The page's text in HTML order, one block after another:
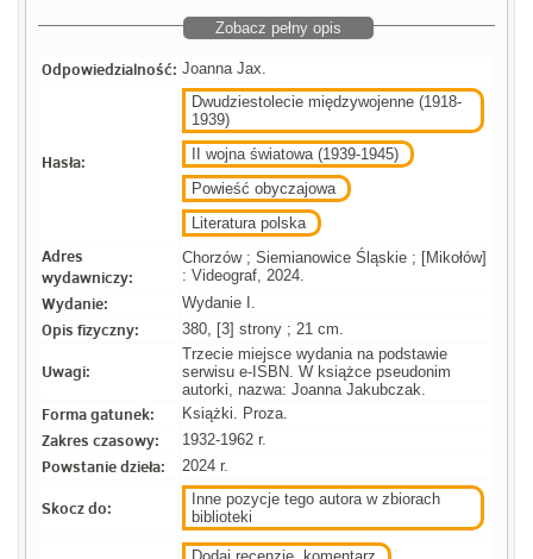
Zobacz pełny opis
Odpowiedzialność: Joanna Jax.
Hasła:
Dwudziestolecie międzywojenne (1918-
1939)
II wojna światowa (1939-1945)
Powieść obyczajowa
Literatura polska
Adres
wydawniczy:
Chorzów ; Siemianowice Śląskie ; [Mikołów]
: Videograf, 2024.
Wydanie: Wydanie I.
Opis fizyczny: 380, [3] strony ; 21 cm.
Uwagi:
Trzecie miejsce wydania na podstawie
serwisu e-ISBN. W książce pseudonim
autorki, nazwa: Joanna Jakubczak.
Forma gatunek: Książki. Proza.
Zakres czasowy: 1932-1962 r.
Powstanie dzieła: 2024 r.
Skocz do:
Inne pozycje tego autora w zbiorach
biblioteki